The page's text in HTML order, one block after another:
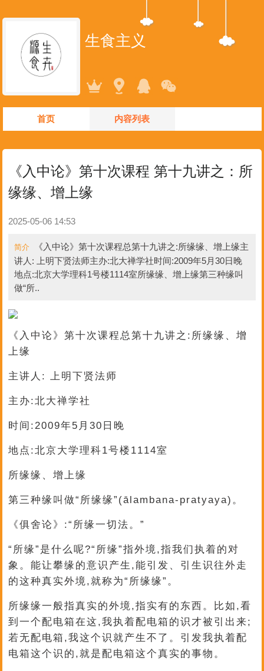
生食主义
首页 内容列表
《入中论》第十次课程 第十九讲之：所
缘缘、增上缘
2025-05-06 14:53
简介
《入中论》第十次课程总第十九讲之:所缘缘、增上缘主
讲人: 上明下贤法师主办:北大禅学社时间:2009年5月30日晚
地点:北京大学理科1号楼1114室所缘缘、增上缘第三种缘叫
做“所..
《入中论》第十次课程总第十九讲之:所缘缘、增
上缘
主讲人: 上明下贤法师
主办:北大禅学社
时间:2009年5月30日晚
地点:北京大学理科1号楼1114室
所缘缘、增上缘
第三种缘叫做“所缘缘”(ālambana-pratyaya)。
《俱舍论》:“所缘一切法。”
“所缘”是什么呢?“所缘”指外境,指我们执着的对
象。能让攀缘的意识产生,能引发、引生识往外走
的这种真实外境,就称为“所缘缘”。
所缘缘一般指真实的外境,指实有的东西。比如,看
到一个配电箱在这,我执着配电箱的识才被引出来;
若无配电箱,我这个识就产生不了。引发我执着配
电箱这个识的,就是配电箱这个真实的事物。